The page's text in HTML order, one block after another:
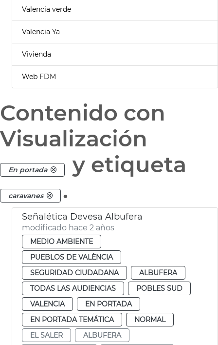
Valencia verde
Valencia Ya
Vivienda
Web FDM
Contenido con
Visualización
En portada y etiqueta
caravanes .
Señalética Devesa Albufera
modificado hace 2 años
MEDIO AMBIENTE
PUEBLOS DE VALÈNCIA
SEGURIDAD CIUDADANA
ALBUFERA
TODAS LAS AUDIENCIAS
POBLES SUD
VALENCIA
EN PORTADA
EN PORTADA TEMÁTICA
NORMAL
EL SALER
ALBUFERA